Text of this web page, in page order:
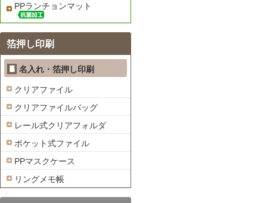
PPランチョンマット
箔押し印刷
名入れ・箔押し印刷
クリアファイル
クリアファイルバッグ
レール式クリアフォルダ
ポケット式ファイル
PPマスクケース
リングメモ帳